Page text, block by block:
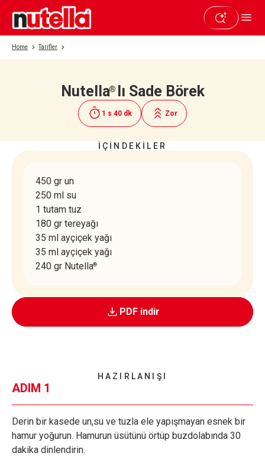
Home Tarifler
Nutella® lı Sade Börek
1 s 40 dk Zor
Beğendiyseniz paylaşın
İÇİNDEKİLER
450 gr un
250 ml su
1 tutam tuz
180 gr tereyağı
35 ml ayçiçek yağı
35 ml ayçiçek yağı
240 gr Nutella®
PDF indir
HAZIRLANIŞI
ADIM 1
Derin bir kasede un,su ve tuzla ele yapışmayan esnek bir
hamur yoğurun. Hamurun üsütünü örtüp buzdolabında 30
dakika dinlendirin.